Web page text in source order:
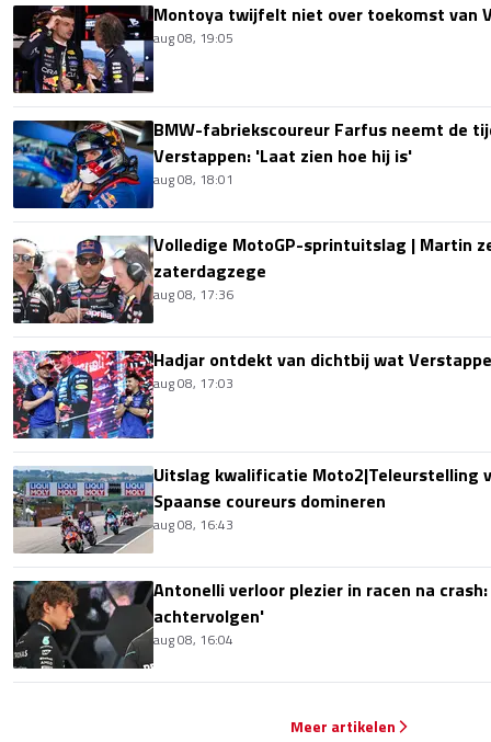
Montoya twijfelt niet over toekomst van
aug 08, 19:05
BMW-fabriekscoureur Farfus neemt de
Verstappen: 'Laat zien hoe hij is'
aug 08, 18:01
Volledige MotoGP-sprintuitslag | Martin
zaterdagzege
aug 08, 17:36
Hadjar ontdekt van dichtbij wat
aug 08, 17:03
Uitslag kwalificatie Moto2|Teleurstelling
Spaanse coureurs domineren
aug 08, 16:43
Antonelli verloor plezier in racen na
achtervolgen'
aug 08, 16:04
Meer artikelen